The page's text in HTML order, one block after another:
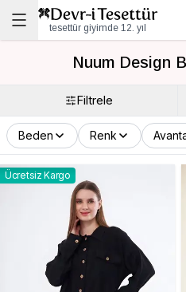
tesettür giyimde 12. yıl
Nuum Design
Filtrele
Beden Renk
Ücretsiz Kargo